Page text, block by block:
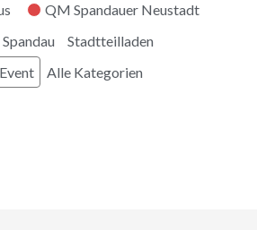
QM Spandauer Neustadt
Stadtteilladen
Alle Kategorien